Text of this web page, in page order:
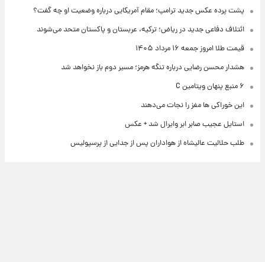
پشت پرده عکس جدید ترامپ؛ مقام آمریکایی درباره وضعیت او چه گفت؟
ائتلاف دفاعی جدید در ریاض؛ ترکیه، عربستان و پاکستان متحد می‌شوند
قیمت طلا امروز جمعه ۱۶ مرداد ۱۴۰۵
هشدار محسن رضایی درباره تنگه هرمز؛ مسیر دوم باز نخواهد شد
۶ منبع پنهان ویتامین C
این خوراکی ها مغز را نجات می‌دهند
استایل عجیب صابر ابر وایرال شد + عکس
طلب حلالیت عالیشاه از هواداران پس از جدایی از پرسپولیس